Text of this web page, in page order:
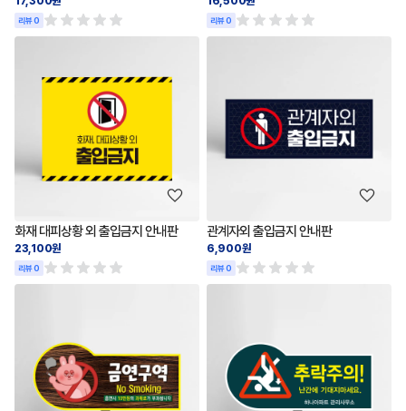
리뷰 0 리뷰 0
화재 대피상황 외 출입금지 안내판
23,100원
리뷰 0
관계자외 출입금지 안내판
6,900원
리뷰 0